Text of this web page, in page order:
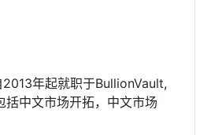
年起就职于BullionVault,
中文市场开拓，中文市场